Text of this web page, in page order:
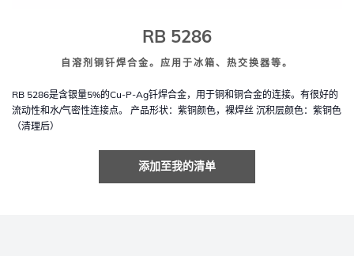
RB 5286
自溶剂铜钎焊合金。应用于冰箱、热交换器等。
RB 5286是含银量5%的Cu-P-Ag钎焊合金，用于铜和铜合金的连接。有很好的
流动性和水/气密性连接点。 产品形状：紫铜颜色，裸焊丝 沉积层颜色：紫铜色
（清理后）
添加至我的清单